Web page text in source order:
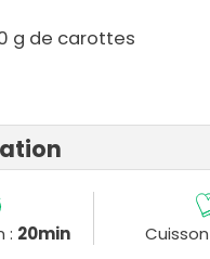
g de carottes
: 20min Cuisson